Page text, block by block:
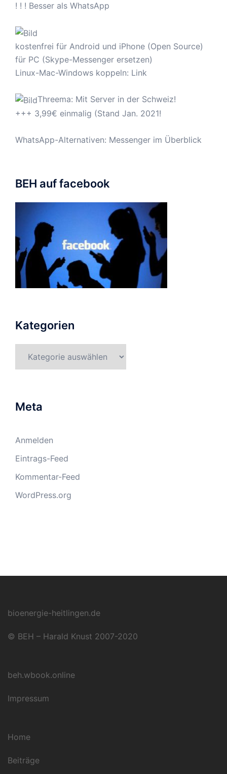
! ! ! Besser als WhatsApp
kostenfrei für Android und iPhone (Open Source)
für PC (Skype-Messenger ersetzen)
Linux-Mac-Windows koppeln: Link
Threema: Mit Server in der Schweiz!
+++ 3,99€ einmalig (Stand Jan. 2021!
WhatsApp-Alternativen: Messenger im Überblick
BEH auf facebook
Kategorien
Meta
Anmelden
Eintrags-Feed
Kommentar-Feed
WordPress.org
bioenergie-heitlingen.de
© BEH – Harald Knust 2007-2020
beh.wbook.online
Impressum
Home
Beiträge